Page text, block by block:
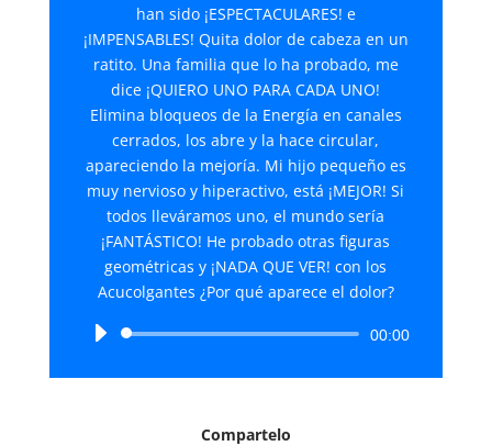
han sido ¡ESPECTACULARES! e
¡IMPENSABLES! Quita dolor de cabeza en un
ratito. Una familia que lo ha probado, me
dice ¡QUIERO UNO PARA CADA UNO!
Elimina bloqueos de la Energía en canales
cerrados, los abre y la hace circular,
apareciendo la mejoría. Mi hijo pequeño es
muy nervioso y hiperactivo, está ¡MEJOR! Si
todos lleváramos uno, el mundo sería
¡FANTÁSTICO! He probado otras figuras
geométricas y ¡NADA QUE VER! con los
Acucolgantes ¿Por qué aparece el dolor?
Reproductor
audio
00:00
Compartelo